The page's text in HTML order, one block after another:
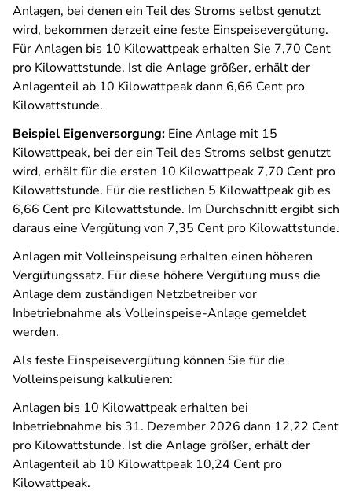
Anlagen, bei denen ein Teil des Stroms selbst genutzt
wird, bekommen derzeit eine feste Einspeisevergütung.
Für Anlagen bis 10 Kilowattpeak erhalten Sie 7,70 Cent
pro Kilowattstunde. Ist die Anlage größer, erhält der
Anlagenteil ab 10 Kilowattpeak dann 6,66 Cent pro
Kilowattstunde.
Beispiel Eigenversorgung: Eine Anlage mit 15
Kilowattpeak, bei der ein Teil des Stroms selbst genutzt
wird, erhält für die ersten 10 Kilowattpeak 7,70 Cent pro
Kilowattstunde. Für die restlichen 5 Kilowattpeak gib es
6,66 Cent pro Kilowattstunde. Im Durchschnitt ergibt sich
daraus eine Vergütung von 7,35 Cent pro Kilowattstunde.
Anlagen mit Volleinspeisung erhalten einen höheren
Vergütungssatz. Für diese höhere Vergütung muss die
Anlage dem zuständigen Netzbetreiber vor
Inbetriebnahme als Volleinspeise-Anlage gemeldet
werden.
Als feste Einspeisevergütung können Sie für die
Volleinspeisung kalkulieren:
Anlagen bis 10 Kilowattpeak erhalten bei
Inbetriebnahme bis 31. Dezember 2026 dann 12,22 Cent
pro Kilowattstunde. Ist die Anlage größer, erhält der
Anlagenteil ab 10 Kilowattpeak 10,24 Cent pro
Kilowattpeak.